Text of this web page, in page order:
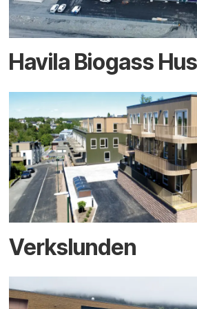
Havila Biogass
Verkslunden